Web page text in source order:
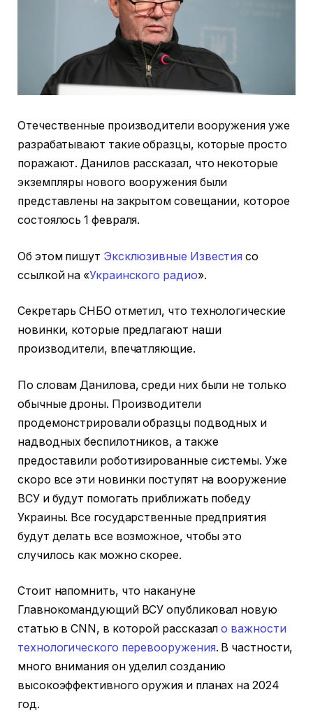
Отечественные производители вооружения уже
разрабатывают такие образцы, которые просто
поражают. Данилов рассказал, что некоторые
экземпляры нового вооружения были
представлены на закрытом совещании, которое
состоялось 1 февраля.
Об этом пишут Эксклюзивные Известия со
ссылкой на «Украинского радио».
Секретарь СНБО отметил, что технологические
новинки, которые предлагают наши
производители, впечатляющие.
По словам Данилова, среди них были не только
обычные дроны. Производители
продемонстрировали образцы подводных и
надводных беспилотников, а также
предоставили роботизированные системы. Уже
скоро все эти новинки поступят на вооружение
ВСУ и будут помогать приближать победу
Украины. Все государственные предприятия
будут делать все возможное, чтобы это
случилось как можно скорее.
Стоит напомнить, что накануне
Главнокомандующий ВСУ опубликовал новую
статью в CNN, в которой рассказало важности
технологического перевооружения. В частности,
много внимания он уделил созданию
высокоэффективного оружия и планах на 2024
год.